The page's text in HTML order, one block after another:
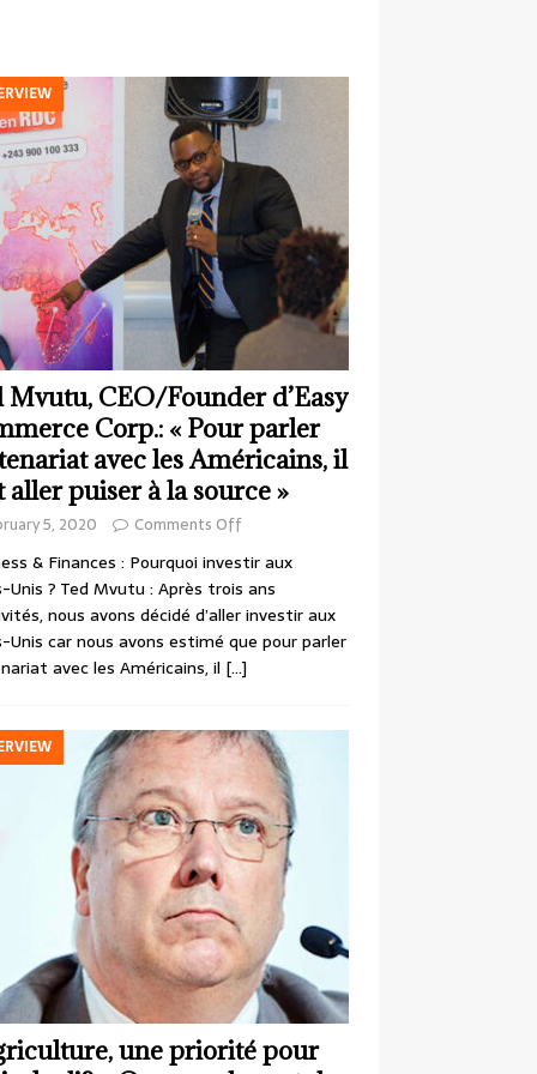
Mvutu, CEO/Founder d’Easy
Corp.: « Pour parler
avec les Américains, il
aller puiser à la source »
5, 2020 Comments Off
& Finances : Pourquoi investir aux
? Ted Mvutu : Après trois ans
nous avons décidé d’aller investir aux
car nous avons estimé que pour parler
avec les Américains, il […]
une priorité pour